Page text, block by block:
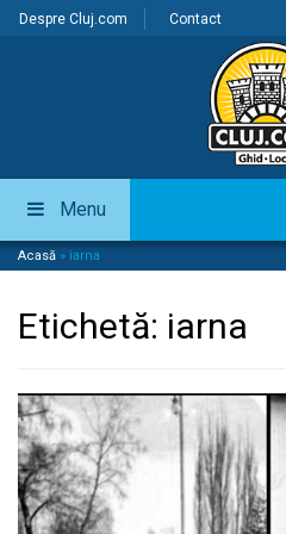
Despre Cluj.com Contact
Menu
Acasă » iarna
Etichetă: iarna